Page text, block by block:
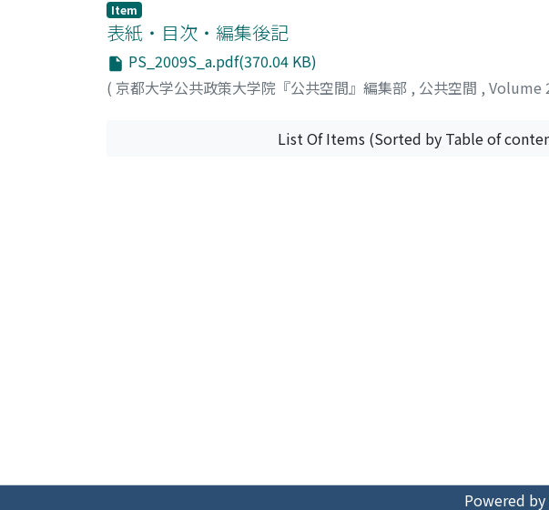
Item
表紙・目次・編集後記
PS_2009S_a.pdf(370.04 KB)
( 京都大学公共政策大学院『公共空間』編集部 , 公共空間 , Volume
List Of Items (Sorted by Table of
Powered by